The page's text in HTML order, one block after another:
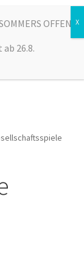
Menü
OFFEN
26.8.